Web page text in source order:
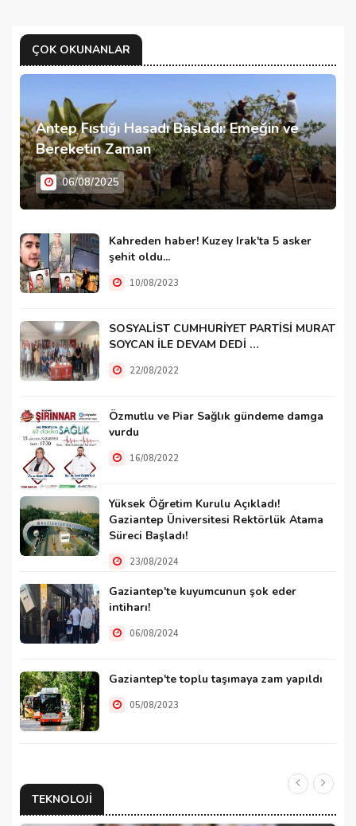
ÇOK OKUNANLAR
Antep Fıstığı Hasadı Başladı: Emeğin ve
Bereketin Zaman
06/08/2025
Kahreden haber! Kuzey Irak'ta 5 asker
şehit oldu...
10/08/2023
SOSYALİST CUMHURİYET PARTİSİ MURAT
SOYCAN İLE DEVAM DEDİ …
22/08/2022
Özmutlu ve Piar Sağlık gündeme damga
vurdu
16/08/2022
Yüksek Öğretim Kurulu Açıkladı!
Gaziantep Üniversitesi Rektörlük Atama
Süreci Başladı!
23/08/2024
Gaziantep'te kuyumcunun şok eder
intiharı!
06/08/2024
Gaziantep'te toplu taşımaya zam yapıldı
05/08/2023
TEKNOLOJI